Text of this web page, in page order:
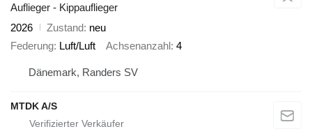
Auflieger - Kippauflieger
2026
Zustand neu
Federung Luft/Luft Achsenanzahl 4
Dänemark, Randers SV
MTDK A/S